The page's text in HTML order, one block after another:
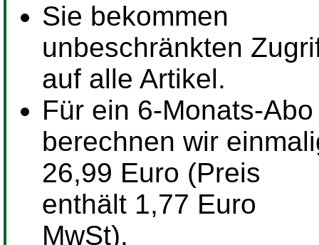
Sie bekommen
unbeschränkten
auf alle Artikel.
Für ein 6-Monats-Abo
berechnen wir
26,99 Euro (Preis
enthält 1,77 Euro
MwSt).